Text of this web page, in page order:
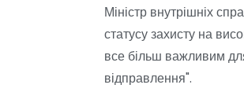
Міністр внутрішніх
статусу захисту на
все більш важливим
відправлення".